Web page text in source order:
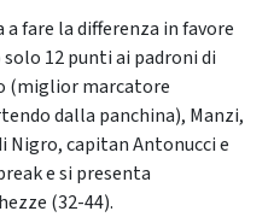
a fare la differenza in favore
12 punti ai padroni di
(miglior marcatore
dalla panchina), Manzi,
Nigro, capitan Antonucci e
e si presenta
(32-44).